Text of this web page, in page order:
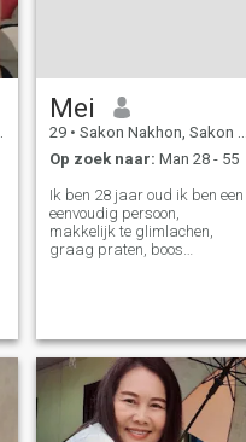
Mei
29 • Sakon Nakhon, Sakon Nakhon, Thailand
Op zoek naar: Man 28 - 55
Ik ben 28 jaar oud ik ben een
eenvoudig persoon,
makkelijk te glimlachen,
graag praten, boos
met mijn vader en moeder op
vakantie. Ik hou van zitten in
cafés. Ik hou van de natuur.
Ik hou van om naar
sjablonen te gaan en
verdienste te maken. 😊